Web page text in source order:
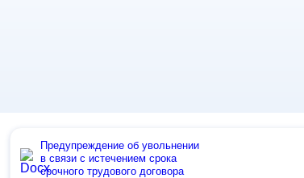
Предупреждение об увольнении
в связи с истечением срока
срочного трудового договора